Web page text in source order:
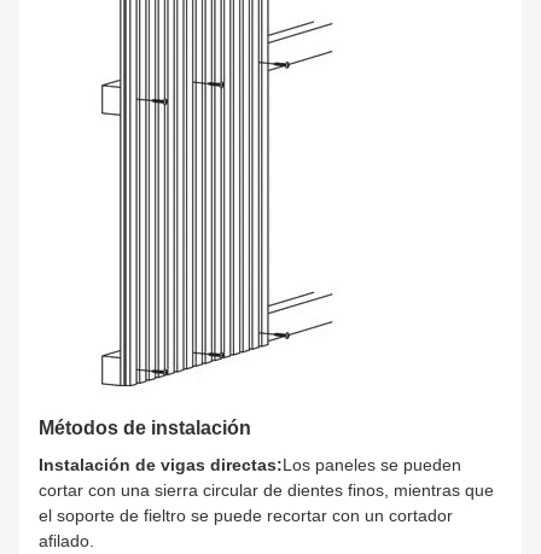
Métodos de instalación
Instalación de vigas directas:Los paneles se pueden
cortar con una sierra circular de dientes finos, mientras que
el soporte de fieltro se puede recortar con un cortador
afilado.